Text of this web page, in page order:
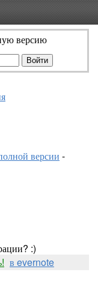
версию
версии -
:)
в evernote